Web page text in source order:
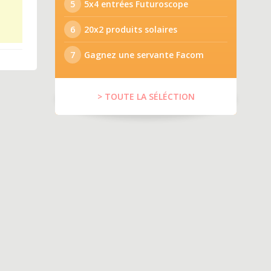
5 5x4 entrées Futuroscope
6 20x2 produits solaires
7 Gagnez une servante Facom
> TOUTE LA SÉLÉCTION